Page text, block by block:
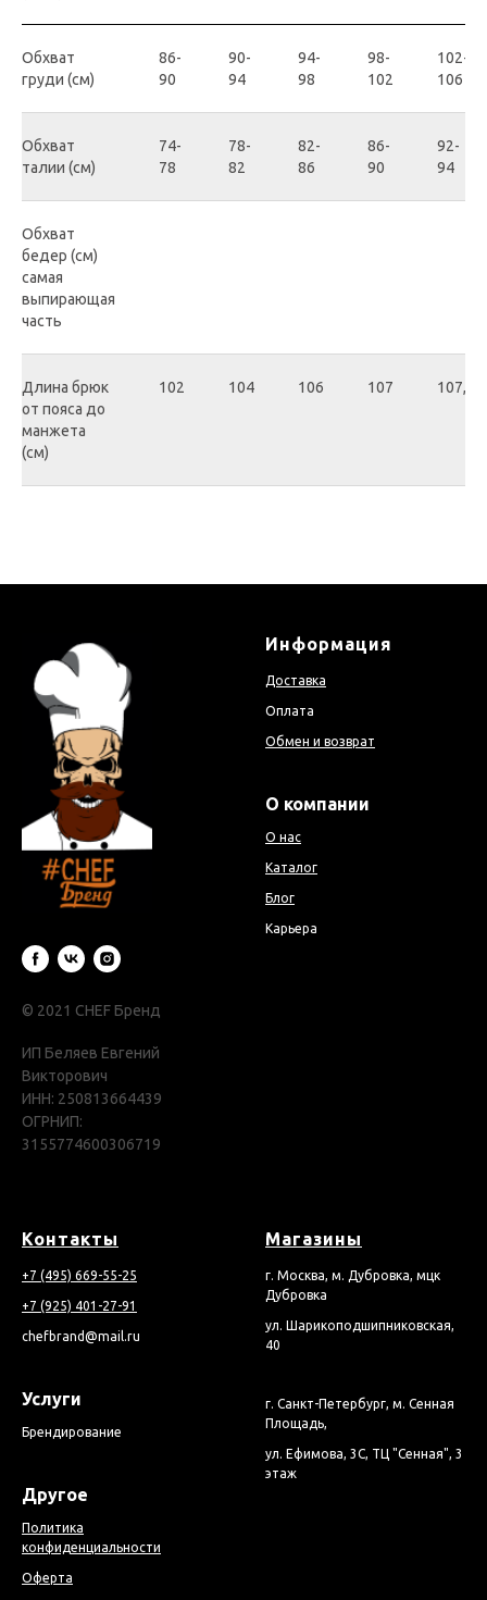
Обхват
груди (см)
86-
90
90-
94
94-
98
98-
102
102-
106
Обхват
талии (см)
74-
78
78-
82
82-
86
86-
90
92-
94
Обхват
бедер (см)
самая
выпирающая
часть
Длина брюк
от пояса до
манжета
(см)
102 104 106 107 107,5
© 2021 CHEF Бренд
ИП Беляев Евгений
Викторович
ИНН: 250813664439
ОГРНИП:
3155774600306719
Информация
Доставка
Оплата
Обмен и возврат
О компании
О нас
Каталог
Блог
Карьера
Контакты
+7 (495) 669-55-25
+7 (925) 401-27-91
chefbrand@mail.ru
Услуги
Брендирование
Другое
Политика
конфиденциальности
Оферта
Магазины
г. Москва, м. Дубровка, мцк
Дубровка
ул. Шарикоподшипниковская,
40
г. Санкт-Петербург, м. Сенная
Площадь,
ул. Ефимова, 3С, ТЦ "Сенная", 3
этаж